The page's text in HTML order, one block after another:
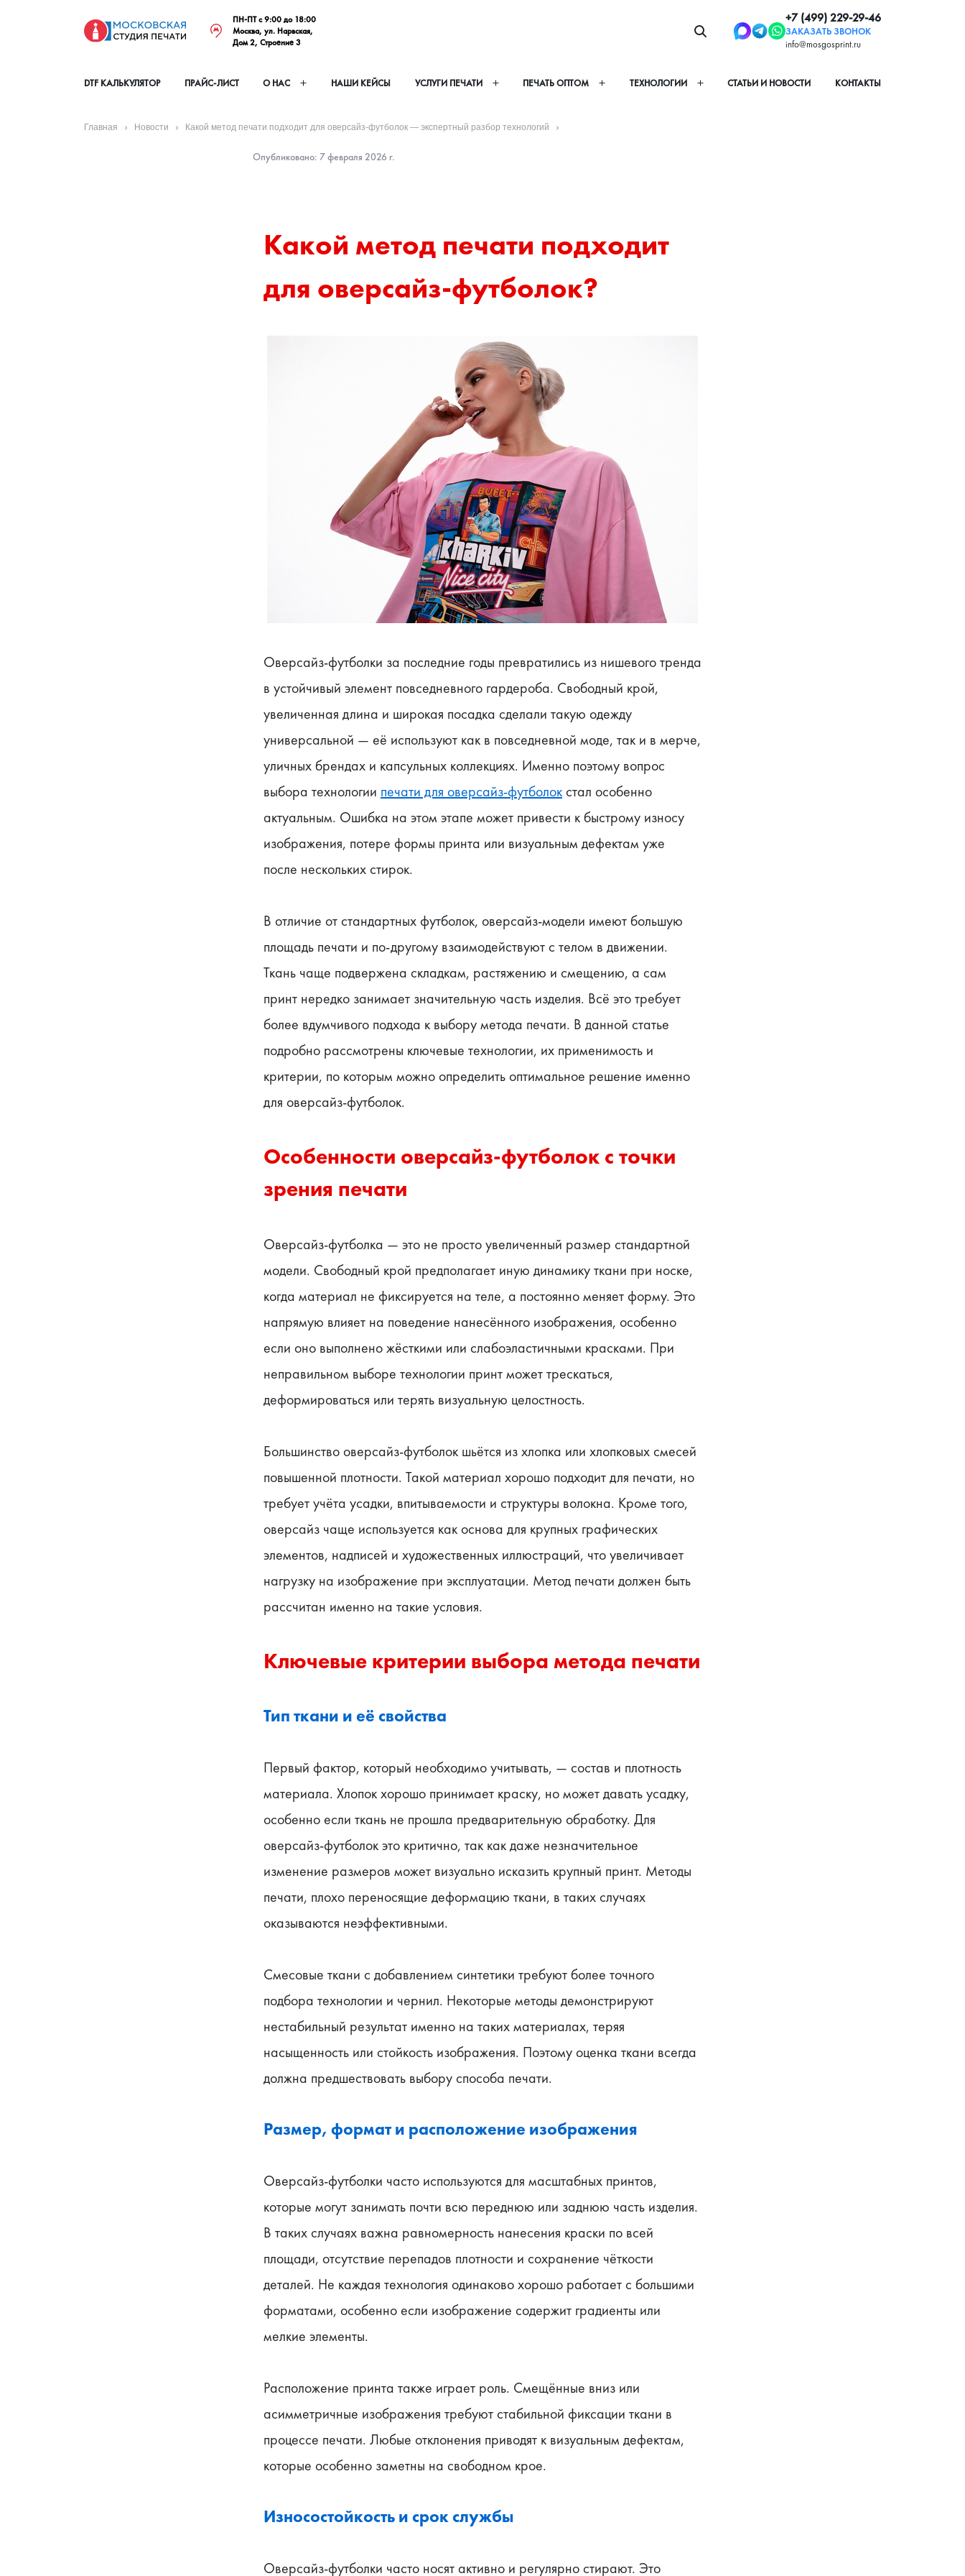
ПН-ПТ с 9:00 до 18:00
Москва, ул. Нарвская,
Дом 2, Строение 3
+7 (499) 229-29-46
ЗАКАЗАТЬ ЗВОНОК
info@mosgosprint.ru
DTF КАЛЬКУЛЯТОР ПРАЙС-ЛИСТ О НАС НАШИ КЕЙСЫ УСЛУГИ ПЕЧАТИ ПЕЧАТЬ ОПТОМ ТЕХНОЛОГИИ СТАТЬИ И НОВОСТИ КОНТАКТЫ
Главная Новости Какой метод печати подходит для оверсайз-футболок — экспертный разбор технологий
Опубликовано: 7 февраля 2026 г.
Какой метод печати подходит
для оверсайз-футболок?
Оверсайз-футболки за последние годы превратились из нишевого тренда
в устойчивый элемент повседневного гардероба. Свободный крой,
увеличенная длина и широкая посадка сделали такую одежду
универсальной — её используют как в повседневной моде, так и в мерче,
уличных брендах и капсульных коллекциях. Именно поэтому вопрос
выбора технологии печати для оверсайз-футболок стал особенно
актуальным. Ошибка на этом этапе может привести к быстрому износу
изображения, потере формы принта или визуальным дефектам уже
после нескольких стирок.
В отличие от стандартных футболок, оверсайз-модели имеют большую
площадь печати и по-другому взаимодействуют с телом в движении.
Ткань чаще подвержена складкам, растяжению и смещению, а сам
принт нередко занимает значительную часть изделия. Всё это требует
более вдумчивого подхода к выбору метода печати. В данной статье
подробно рассмотрены ключевые технологии, их применимость и
критерии, по которым можно определить оптимальное решение именно
для оверсайз-футболок.
Особенности оверсайз-футболок с точки
зрения печати
Оверсайз-футболка — это не просто увеличенный размер стандартной
модели. Свободный крой предполагает иную динамику ткани при носке,
когда материал не фиксируется на теле, а постоянно меняет форму. Это
напрямую влияет на поведение нанесённого изображения, особенно
если оно выполнено жёсткими или слабоэластичными красками. При
неправильном выборе технологии принт может трескаться,
деформироваться или терять визуальную целостность.
Большинство оверсайз-футболок шьётся из хлопка или хлопковых смесей
повышенной плотности. Такой материал хорошо подходит для печати, но
требует учёта усадки, впитываемости и структуры волокна. Кроме того,
оверсайз чаще используется как основа для крупных графических
элементов, надписей и художественных иллюстраций, что увеличивает
нагрузку на изображение при эксплуатации. Метод печати должен быть
рассчитан именно на такие условия.
Ключевые критерии выбора метода печати
Тип ткани и её свойства
Первый фактор, который необходимо учитывать, — состав и плотность
материала. Хлопок хорошо принимает краску, но может давать усадку,
особенно если ткань не прошла предварительную обработку. Для
оверсайз-футболок это критично, так как даже незначительное
изменение размеров может визуально исказить крупный принт. Методы
печати, плохо переносящие деформацию ткани, в таких случаях
оказываются неэффективными.
Смесовые ткани с добавлением синтетики требуют более точного
подбора технологии и чернил. Некоторые методы демонстрируют
нестабильный результат именно на таких материалах, теряя
насыщенность или стойкость изображения. Поэтому оценка ткани всегда
должна предшествовать выбору способа печати.
Размер, формат и расположение изображения
Оверсайз-футболки часто используются для масштабных принтов,
которые могут занимать почти всю переднюю или заднюю часть изделия.
В таких случаях важна равномерность нанесения краски по всей
площади, отсутствие перепадов плотности и сохранение чёткости
деталей. Не каждая технология одинаково хорошо работает с большими
форматами, особенно если изображение содержит градиенты или
мелкие элементы.
Расположение принта также играет роль. Смещённые вниз или
асимметричные изображения требуют стабильной фиксации ткани в
процессе печати. Любые отклонения приводят к визуальным дефектам,
которые особенно заметны на свободном крое.
Износостойкость и срок службы
Оверсайз-футболки часто носят активно и регулярно стирают. Это